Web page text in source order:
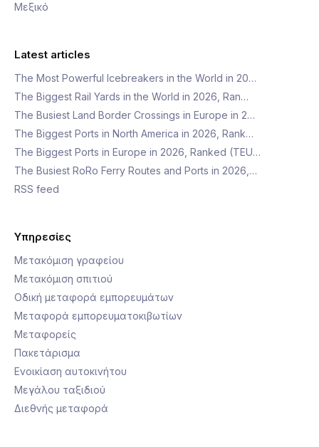
Μεξικό
Latest articles
The Most Powerful Icebreakers in the World in 20…
The Biggest Rail Yards in the World in 2026, Ran…
The Busiest Land Border Crossings in Europe in 2…
The Biggest Ports in North America in 2026, Rank…
The Biggest Ports in Europe in 2026, Ranked (TEU…
The Busiest RoRo Ferry Routes and Ports in 2026,…
RSS feed
Υπηρεσίες
Μετακόμιση γραφείου
Μετακόμιση σπιτιού
Οδική μεταφορά εμπορευμάτων
Μεταφορά εμπορευματοκιβωτίων
Μεταφορείς
Πακετάρισμα
Ενοικίαση αυτοκινήτου
Μεγάλου ταξιδιού
Διεθνής μεταφορά